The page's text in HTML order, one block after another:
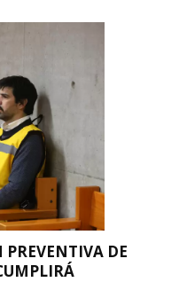
PREVENTIVA DE